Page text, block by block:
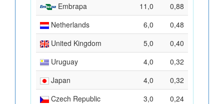
Embrapa
11,0
0,88
Netherlands
6,0
0,48
United Kingdom
5,0
0,40
Uruguay
4,0
0,32
Japan
4,0
0,32
Czech Republic
3,0
0,24